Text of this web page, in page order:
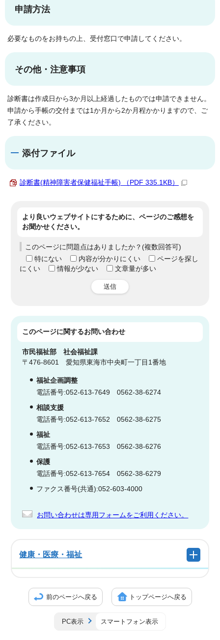
申請方法
必要なものをお持ちの上、受付窓口で申請してください。
その他・注意事項
診断書は作成日から3か月以上経過したものでは申請できません。
申請から手帳の交付までは1か月から2か月程かかりますので、ご
了承ください。
添付ファイル
診断書(精神障害者保健福祉手帳) （PDF 335.1KB）
より良いウェブサイトにするために、ページのご感想を
お聞かせください。
このページに問題点はありましたか？(複数回答可)
特にない
内容が分かりにくい
ページを探し
にくい
情報が少ない 文章量が多い
送信
このページに関するお問い合わせ
市民福祉部社会福祉課
〒476-8601 愛知県東海市中央町一丁目1番地
福祉企画調整
電話番号:052-613-7649 0562-38-6274
相談支援
電話番号:052-613-7652 0562-38-6275
福祉
電話番号:052-613-7653 0562-38-6276
保護
電話番号:052-613-7654 0562-38-6279
ファクス番号(共通):052-603-4000
お問い合わせは専用フォームをご利用ください。
健康・医療・福祉
前のページへ戻る トップページへ戻る
PC表示 スマートフォン表示